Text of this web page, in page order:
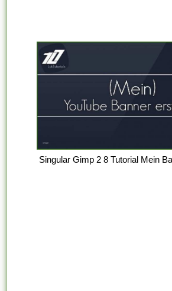
Singular Gimp 2 8 Tutorial Mein